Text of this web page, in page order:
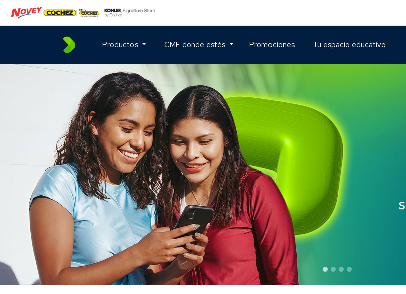
Productos CMF donde estés Promociones Tu espacio educativo
Anterior